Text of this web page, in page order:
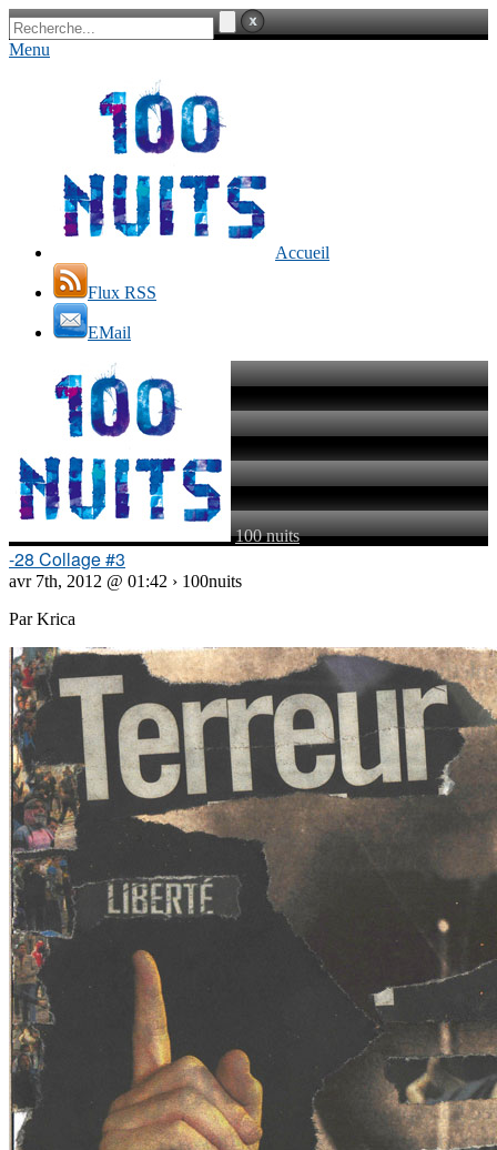
Menu
Accueil
Flux RSS
EMail
100 nuits
-28 Collage #3
avr 7th, 2012 @ 01:42 › 100nuits
Par Krica